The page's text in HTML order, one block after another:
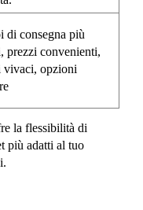
di consegna più
prezzi convenienti,
vivaci, opzioni
la flessibilità di
più adatti al tuo